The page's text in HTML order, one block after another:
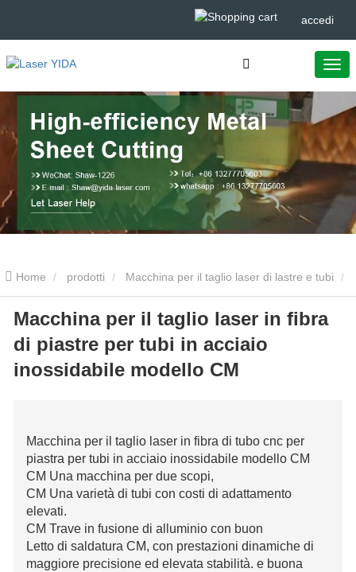
accedi
Home prodotti Macchina per il taglio laser di lastre e tubi
Macchina per il taglio laser in fibra di piastre per tubi in acciaio
inossidabile modello CM
Macchina per il taglio laser in fibra
di piastre per tubi in acciaio
inossidabile modello CM
Macchina per il taglio laser in fibra di tubo cnc per
piastra per tubi in acciaio inossidabile modello CM
CM Una macchina per due scopi,
CM Una varietà di tubi con costi di adattamento
elevati.
CM Trave in fusione di alluminio con buon
Letto di saldatura CM, con prestazioni dinamiche di
maggiore precisione ed elevata stabilità. e buona